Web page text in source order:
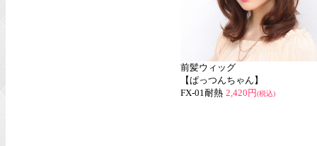
前髪ウィッグ
【ぱっつんちゃん】
FX-01耐熱 2,420円(税込)